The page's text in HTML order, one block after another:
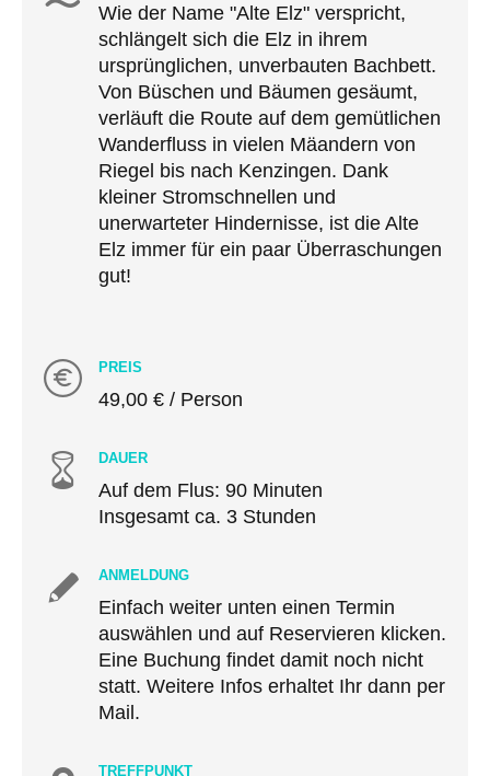
Wie der Name "Alte Elz" verspricht,
schlängelt sich die Elz in ihrem
ursprünglichen, unverbauten Bachbett.
Von Büschen und Bäumen gesäumt,
verläuft die Route auf dem gemütlichen
Wanderfluss in vielen Mäandern von
Riegel bis nach Kenzingen. Dank
kleiner Stromschnellen und
unerwarteter Hindernisse, ist die Alte
Elz immer für ein paar Überraschungen
gut!
PREIS
49,00 € / Person
DAUER
Auf dem Flus: 90 Minuten
Insgesamt ca. 3 Stunden
ANMELDUNG
Einfach weiter unten einen Termin
auswählen und auf Reservieren klicken.
Eine Buchung findet damit noch nicht
statt. Weitere Infos erhaltet Ihr dann per
Mail.
TREFFPUNKT